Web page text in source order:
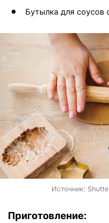
Бутылка для
Источник:
Приготовление: